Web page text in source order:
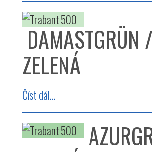
DAMASTGRÜN /
ZELENÁ
Číst dál...